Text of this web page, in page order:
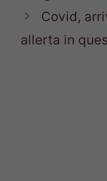
Covid,
allerta in